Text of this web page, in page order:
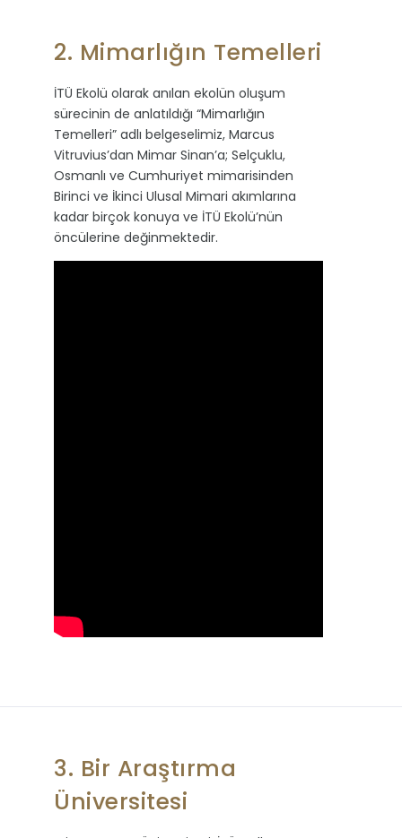
2. Mimarlığın Temelleri
İTÜ Ekolü olarak anılan ekolün oluşum
sürecinin de anlatıldığı “Mimarlığın
Temelleri” adlı belgeselimiz, Marcus
Vitruvius’dan Mimar Sinan’a; Selçuklu,
Osmanlı ve Cumhuriyet mimarisinden
Birinci ve İkinci Ulusal Mimari akımlarına
kadar birçok konuya ve İTÜ Ekolü’nün
öncülerine değinmektedir.
3. Bir Araştırma
Üniversitesi